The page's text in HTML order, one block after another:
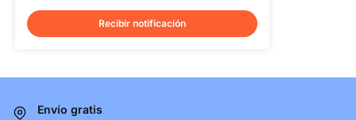
Recibir notificación
Envío gratis